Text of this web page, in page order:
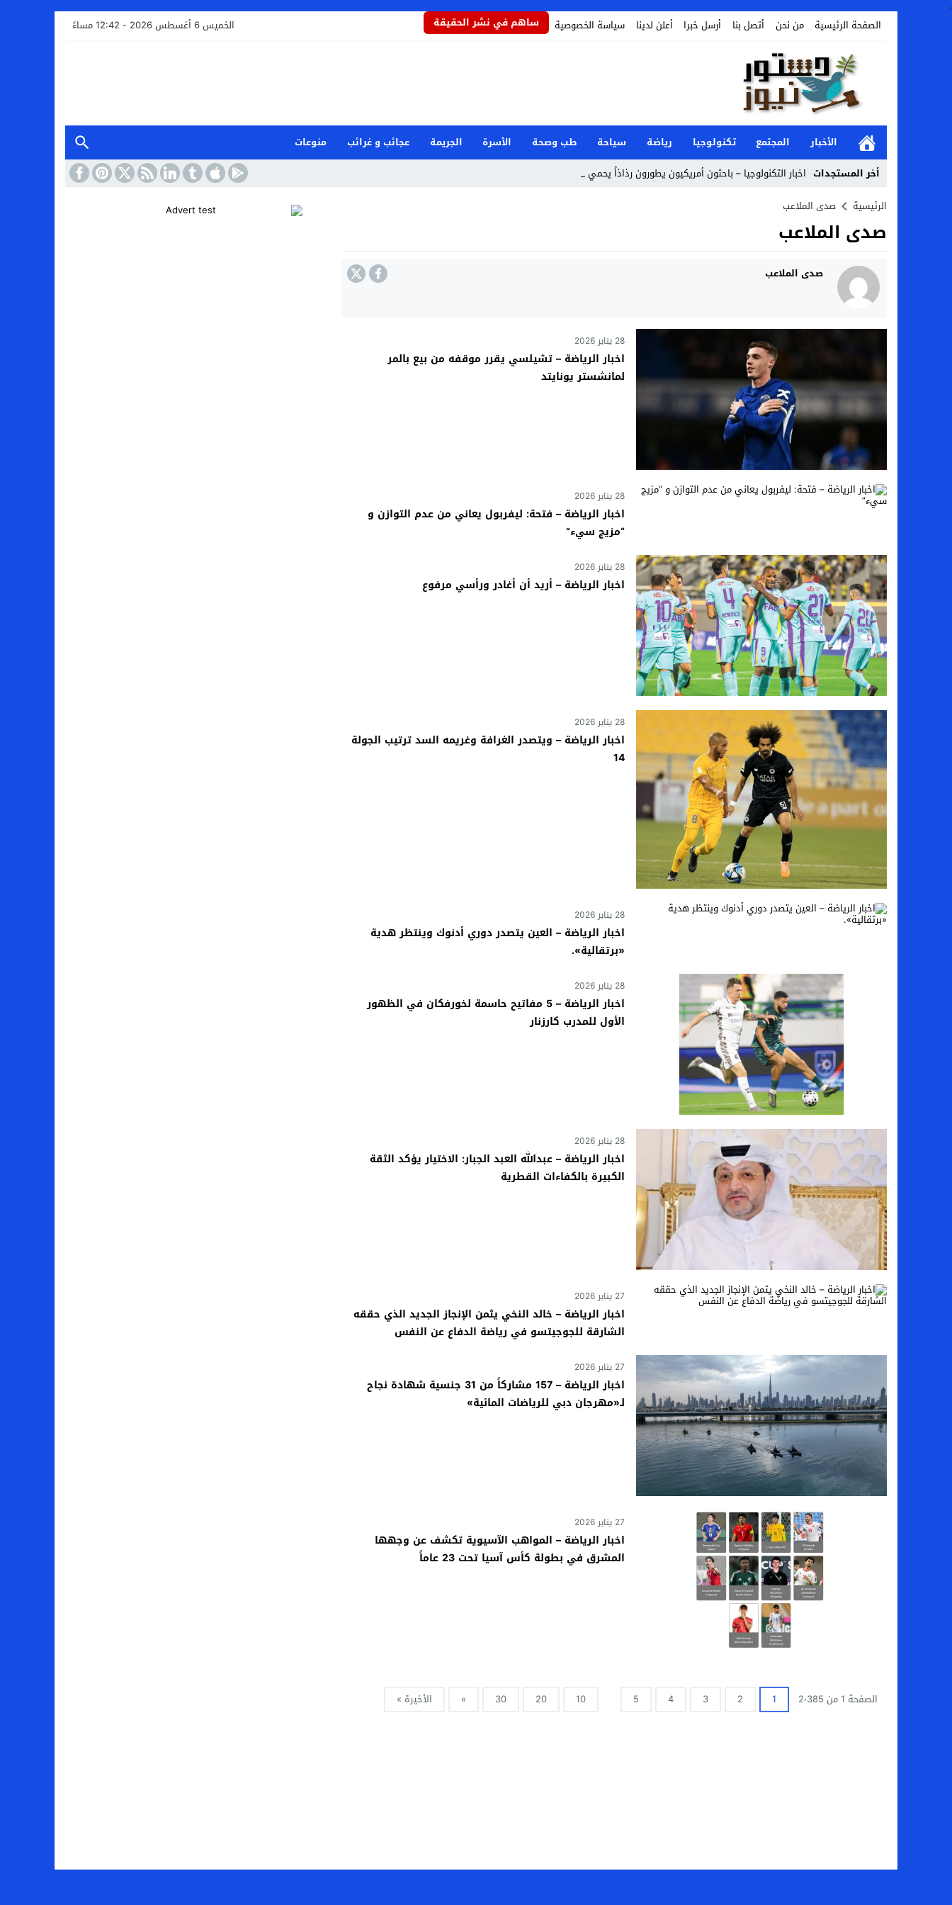
.
الصفحة الرئيسية
من نحن أتصل بنا أرسل خبرا أعلن لدينا سياسة الخصوصية ساهم في نشر الحقيقة الخميس 6 أغسطس 2026 - 12:42 مساءً
الأخبار المجتمع تكنولوجيا رياضة سياحة طب وصحة الأسرة الجريمة عجائب و غرائب
منوعات
أخر المستجدات اخبار التكنولوجيا – باحثون أمريكيون يطورون رذاذاً يحمي المحاصيل م _
Stop
Previous
الرئيسية صدى الملاعب
صدى الملاعب
صدى الملاعب
28 يناير 2026
اخبار الرياضة – تشيلسي يقرر موقفه من بيع بالمر
لمانشستر يونايتد
28 يناير 2026
اخبار الرياضة – فتحة: ليفربول يعاني من عدم التوازن و
“مزيج سيء”
28 يناير 2026
اخبار الرياضة – أريد أن أغادر ورأسي مرفوع
28 يناير 2026
اخبار الرياضة – ويتصدر الغرافة وغريمه السد ترتيب الجولة
14
28 يناير 2026
اخبار الرياضة – العين يتصدر دوري أدنوك وينتظر هدية
«برتقالية».
28 يناير 2026
اخبار الرياضة – 5 مفاتيح حاسمة لخورفكان في الظهور
الأول للمدرب كارزنار
28 يناير 2026
اخبار الرياضة – عبدالله العبد الجبار: الاختيار يؤكد الثقة
الكبيرة بالكفاءات القطرية
27 يناير 2026
اخبار الرياضة – خالد النخي يثمن الإنجاز الجديد الذي حققه
الشارقة للجوجيتسو في رياضة الدفاع عن النفس
27 يناير 2026
اخبار الرياضة – 157 مشاركاً من 31 جنسية شهادة نجاح
لـ«مهرجان دبي للرياضات المائية»
27 يناير 2026
اخبار الرياضة – المواهب الآسيوية تكشف عن وجهها
المشرق في بطولة كأس آسيا تحت 23 عاماً
الصفحة 1 من 2٬385 1
2
3
4
5
10
20
30
» الأخيرة »